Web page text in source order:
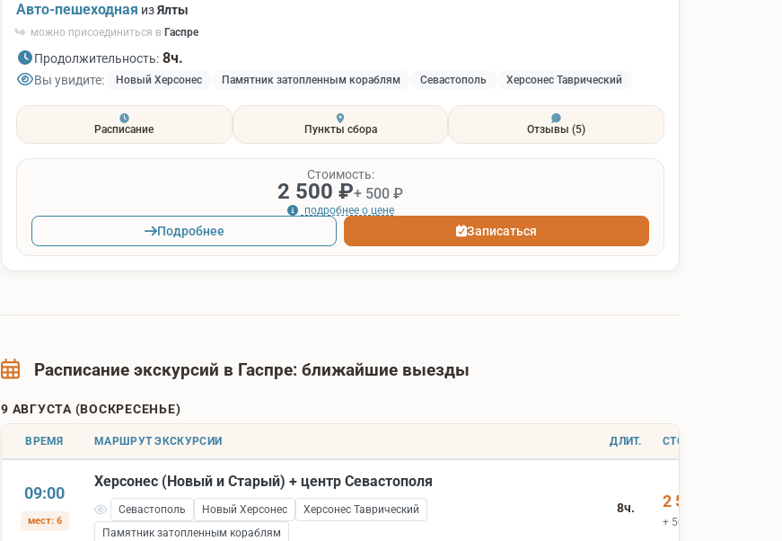
Авто-пешеходная изЯлты
можно присоединиться в Гаспре
Продолжительность: 8ч.
Вы увидите: Новый Херсонес Памятник затопленным кораблям Севастополь Херсонес Таврический
Расписание Пункты сбора Отзывы(5)
Стоимость:
2 500 ₽+ 500 ₽
подробнее о цене
Подробнее Записаться
Расписание экскурсий в Гаспре: ближайшие выезды
9 АВГУСТА (ВОСКРЕСЕНЬЕ)
ВРЕМЯ МАРШРУТ ЭКСКУРСИИ ДЛИТ. СТОИМОСТЬ
09:00
мест: 6
Херсонес (Новый и Старый) + центр Севастополя
Севастополь Новый Херсонес
Херсонес Таврический
Памятник затопленным кораблям
8ч. 2 500 ₽
+ 500 ₽ вх.билеты